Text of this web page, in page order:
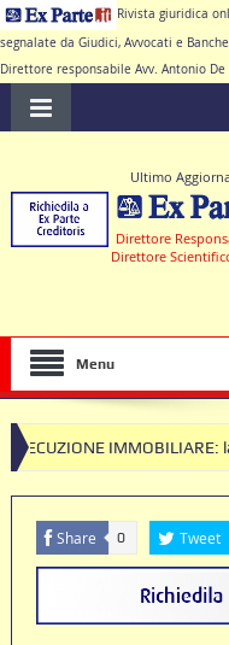
Rivista giuridica
segnalate da Giudici, Avvocati e
Direttore responsabile Avv. Antonio De
Ultimo
Direttore
Direttore
Menu
IMMOBILIARE: la Corte
Share 0 Tweet